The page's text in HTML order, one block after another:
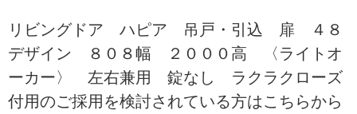
リビングドア ハピア 吊戸・引込 扉 ４８
デザイン ８０８幅 ２０００高 〈ライトオ
ーカー〉 左右兼用 錠なし ラクラクローズ
付用のご採用を検討されている方はこちらから